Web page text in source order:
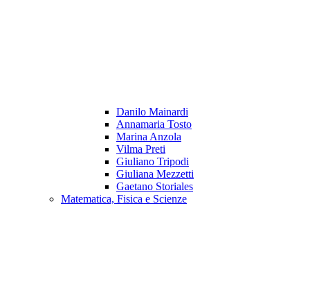
Danilo Mainardi
Annamaria Tosto
Marina Anzola
Vilma Preti
Giuliano Tripodi
Giuliana Mezzetti
Gaetano Storiales
Matematica, Fisica e Scienze